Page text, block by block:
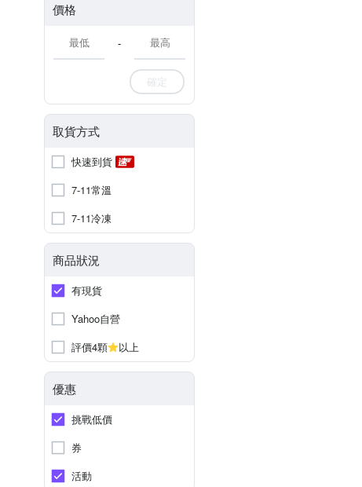
價格
-
確定
取貨方式
快速到貨
7-11常溫
7-11冷凍
商品狀況
有現貨
Yahoo自營
評價4顆
以上
優惠
挑戰低價
券
活動